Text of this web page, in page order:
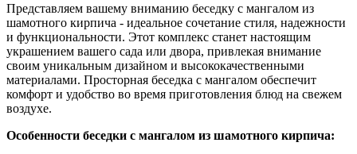
Представляем вашему вниманию беседку с мангалом из
шамотного кирпича - идеальное сочетание стиля, надежности
и функциональности. Этот комплекс станет настоящим
украшением вашего сада или двора, привлекая внимание
своим уникальным дизайном и высококачественными
материалами. Просторная беседка с мангалом обеспечит
комфорт и удобство во время приготовления блюд на свежем
воздухе.
Особенности беседки с мангалом из шамотного кирпича: